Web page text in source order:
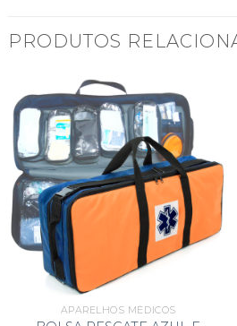
PRODUTOS
APARELHOS MÉDICOS